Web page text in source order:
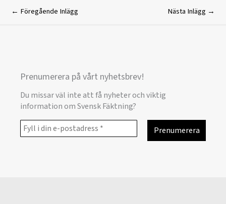
← Föregående Inlägg Nästa Inlägg →
Prenumerera på vårt nyhetsbrev!
Du missar väl inte att få nyheter och viktig
information om Svensk Fäktning?